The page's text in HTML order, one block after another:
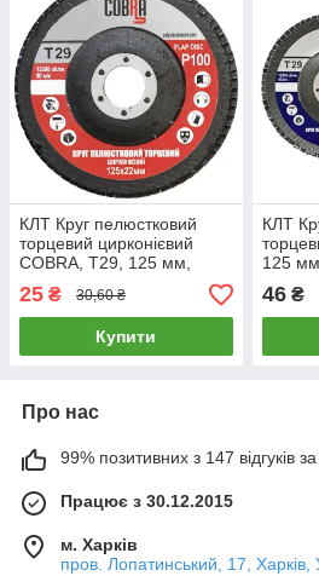
КЛТ Круг пелюстковий
торцевий цирконієвий
COBRA, Т29, 125 мм,
P100 на болгарку
25 ₴ 30,60 ₴
Купити
КЛТ
125
на
46₴
Про нас
99% позитивних з 147 відгуків за
Працює з 30.12.2015
м. Харків
пров. Лопатинський, 17, Харків,